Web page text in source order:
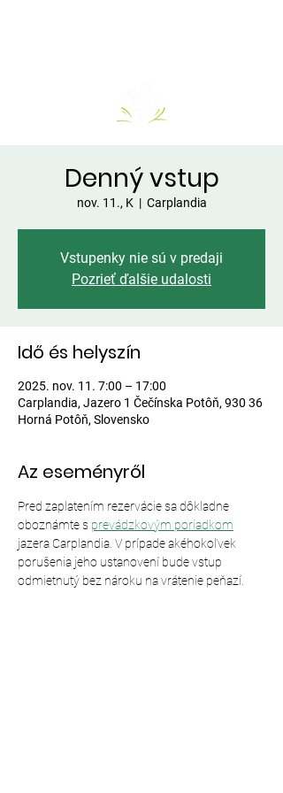
Denný vstup
nov. 11., K
  |
Carplandia
Vstupenky nie sú v predaji
Pozrieť ďalšie udalosti
Idő és helyszín
2025. nov. 11. 7:00 – 17:00
Carplandia, Jazero 1 Čečínska Potôň, 930 36
Horná Potôň, Slovensko
Az eseményről
Pred zaplatením rezervácie sa dôkladne
oboznámte s prevádzkovým poriadkom
jazera Carplandia. V prípade akéhokoľvek
porušenia jeho ustanovení bude vstup
odmietnutý bez nároku na vrátenie peňazí.